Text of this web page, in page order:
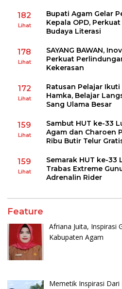
182
Lihat
Bupati Agam Gelar
Kepala OPD,
Budaya Literasi
178
Lihat
SAYANG BAWAN,
Perkuat
Kekerasan
172
Lihat
Ratusan Pelajar
Hamka, Belajar
Sang Ulama Besar
159
Lihat
Sambut HUT ke-33
Agam dan Charoen
Ribu Butir Telur
159
Lihat
Semarak HUT ke-33
Trabas Extreme
Adrenalin Rider
Feature
Afriana Juita, Inspirasi
Kabupaten Agam
Memetik Inspirasi